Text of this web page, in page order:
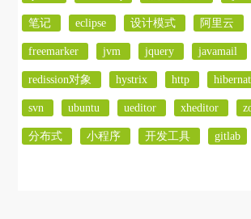
笔记 eclipse 设计模式 阿里云
freemarker jvm jquery javamail
redission对象 hystrix http
svn ubuntu ueditor xheditor
分布式 小程序 开发工具 gitlab